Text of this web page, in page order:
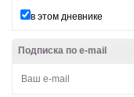
в этом дневнике
Подписка по e-mail